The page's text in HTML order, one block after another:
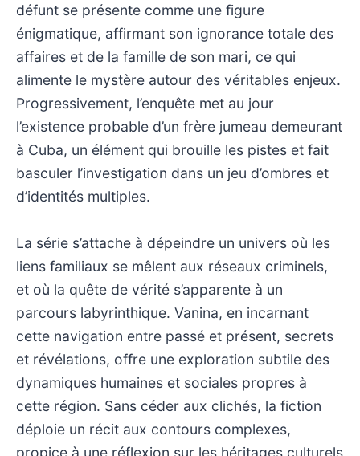
défunt se présente comme une figure
énigmatique, affirmant son ignorance totale des
affaires et de la famille de son mari, ce qui
alimente le mystère autour des véritables enjeux.
Progressivement, l’enquête met au jour
l’existence probable d’un frère jumeau demeurant
à Cuba, un élément qui brouille les pistes et fait
basculer l’investigation dans un jeu d’ombres et
d’identités multiples.
La série s’attache à dépeindre un univers où les
liens familiaux se mêlent aux réseaux criminels,
et où la quête de vérité s’apparente à un
parcours labyrinthique. Vanina, en incarnant
cette navigation entre passé et présent, secrets
et révélations, offre une exploration subtile des
dynamiques humaines et sociales propres à
cette région. Sans céder aux clichés, la fiction
déploie un récit aux contours complexes,
propice à une réflexion sur les héritages culturels